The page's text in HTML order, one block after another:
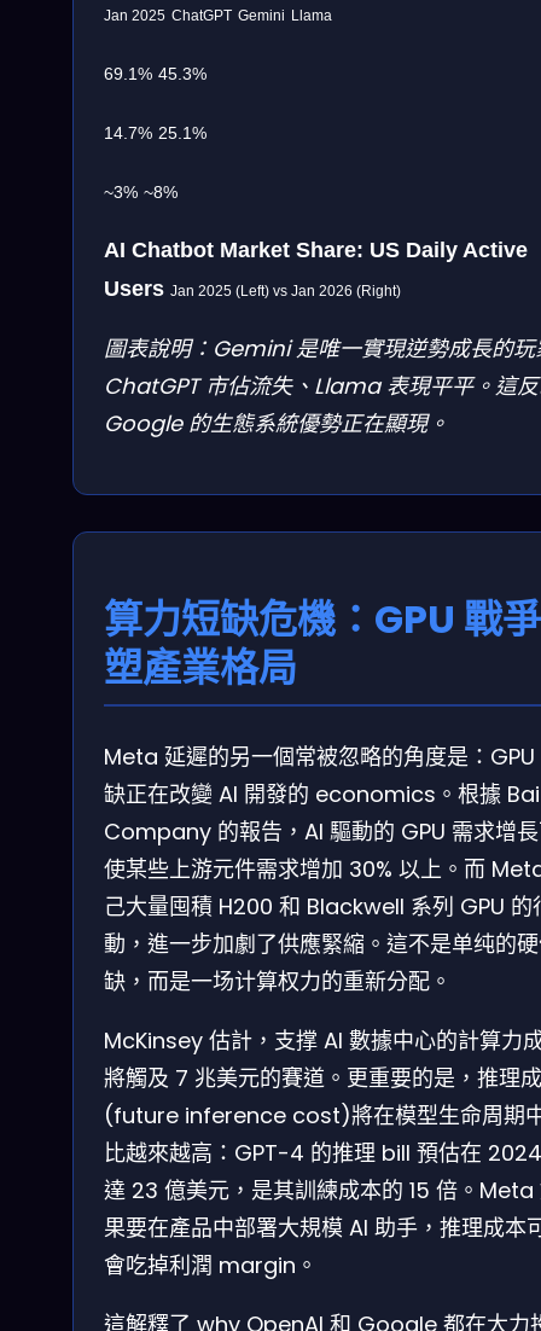
Jan 2025 ChatGPT Gemini Llama
69.1% 45.3%
14.7% 25.1%
~3% ~8%
AI Chatbot Market Share: US Daily Active
Users Jan 2025 (Left) vs Jan 2026 (Right)
圖表說明：Gemini 是唯一實現逆勢成長的玩
ChatGPT 市佔流失、Llama 表現平平。這
Google 的生態系統優勢正在顯現。
算力短缺危機：GPU 戰
塑產業格局
Meta 延遲的另一個常被忽略的角度是：GPU
缺正在改變 AI 開發的 economics。根據
Company 的報告，AI 驅動的 GPU 需求增
使某些上游元件需求增加 30% 以上。而
己大量囤積 H200 和 Blackwell 系列 GPU 的
動，進一步加劇了供應緊縮。這不是单纯的
缺，而是一场计算权力的重新分配。
McKinsey 估計，支撑 AI 數據中心的計算力
將觸及 7 兆美元的賽道。更重要的是，推理
(future inference cost)將在模型生命周期
比越來越高：GPT-4 的推理 bill 預估在
達 23 億美元，是其訓練成本的 15 倍。Meta
果要在產品中部署大規模 AI 助手，推理成本
會吃掉利潤 margin。
這解釋了 why OpenAI 和 Google 都在大力